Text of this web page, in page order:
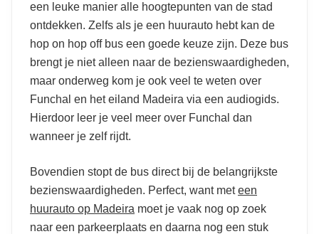
een leuke manier alle hoogtepunten van de stad
ontdekken. Zelfs als je een huurauto hebt kan de
hop on hop off bus een goede keuze zijn. Deze bus
brengt je niet alleen naar de bezienswaardigheden,
maar onderweg kom je ook veel te weten over
Funchal en het eiland Madeira via een audiogids.
Hierdoor leer je veel meer over Funchal dan
wanneer je zelf rijdt.
Bovendien stopt de bus direct bij de belangrijkste
bezienswaardigheden. Perfect, want meteen
huurauto op Madeira moet je vaak nog op zoek
naar een parkeerplaats en daarna nog een stuk